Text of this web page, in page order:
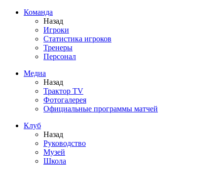
Команда
Назад
Игроки
Статистика игроков
Тренеры
Персонал
Медиа
Назад
Трактор TV
Фотогалерея
Официальные программы матчей
Клуб
Назад
Руководство
Музей
Школа